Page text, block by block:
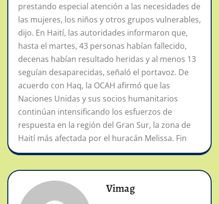
prestando especial atención a las necesidades de
las mujeres, los niños y otros grupos vulnerables,
dijo. En Haití, las autoridades informaron que,
hasta el martes, 43 personas habían fallecido,
decenas habían resultado heridas y al menos 13
seguían desaparecidas, señaló el portavoz. De
acuerdo con Haq, la OCAH afirmó que las
Naciones Unidas y sus socios humanitarios
continúan intensificando los esfuerzos de
respuesta en la región del Gran Sur, la zona de
Haití más afectada por el huracán Melissa. Fin
Vimag